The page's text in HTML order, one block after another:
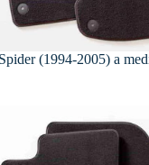
(1994-2005) a